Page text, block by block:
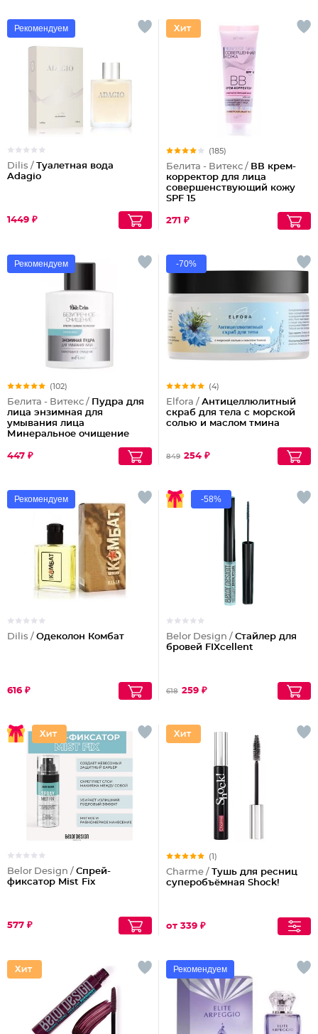
Рекомендуем
Dilis / Туалетная вода
Adagio
1449 ₽
(185)
Белита - Витекс / ВВ крем-
корректор для лица
совершенствующий кожу
SPF 15
271 ₽
Рекомендуем
(102)
Белита - Витекс / Пудра для
лица энзимная для
умывания лица
Минеральное очищение
447 ₽
-70%
(4)
Elfora / Антицеллюлитный
скраб для тела с морской
солью и маслом тмина
849 254 ₽
Рекомендуем
Dilis / Одеколон Комбат
616 ₽
-58%
Belor Design / Стайлер для
бровей FIXcellent
618 259 ₽
Belor Design / Спрей-
фиксатор Mist Fix
577 ₽
(1)
Charme / Тушь для ресниц
суперобъёмная Shock!
от 339 ₽
Рекомендуем